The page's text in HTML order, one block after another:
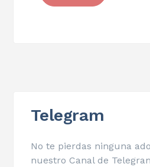
Telegram
No te pierdas ninguna
nuestro Canal de